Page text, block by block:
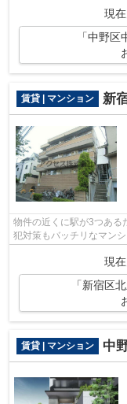
現
「中野
賃貸 | マンション 新
物件の近くに駅が3つある
犯対策もバッチリなマン
全体に豊かな表情を与え
現
「新宿区
賃貸 | マンション 中